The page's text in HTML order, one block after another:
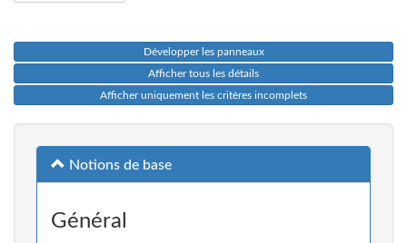
Développer les panneaux
Afficher tous les détails
Afficher uniquement les critères incomplets
Notions de base
Général